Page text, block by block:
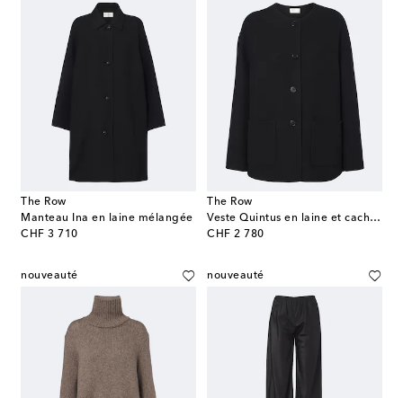
The Row
Manteau Ina en laine mélangée
CHF 3 710
original price
The Row
Veste Quintus en laine et cachemire mélangés
CHF 2 780
original price
nouveauté nouveauté